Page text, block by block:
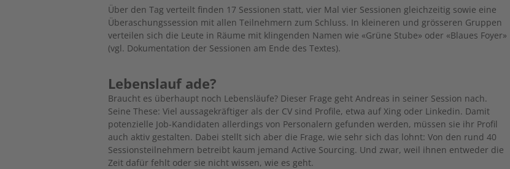
Über den Tag verteilt finden 17 Sessionen statt, vier Mal vier Sessionen gleichzeitig sowie eine
Überaschungssession mit allen Teilnehmern zum Schluss. In kleineren und grösseren Gruppen
verteilen sich die Leute in Räume mit klingenden Namen wie «Grüne Stube» oder «Blaues Foyer»
(vgl. Dokumentation der Sessionen am Ende des Textes).
Lebenslauf ade?
Braucht es überhaupt noch Lebensläufe? Dieser Frage geht Andreas in seiner Session nach.
Seine These: Viel aussagekräftiger als der CV sind Profile, etwa auf Xing oder Linkedin. Damit
potenzielle Job-Kandidaten allerdings von Personalern gefunden werden, müssen sie ihr Profil
auch aktiv gestalten. Dabei stellt sich aber die Frage, wie sehr sich das lohnt: Von den rund 40
Sessionsteilnehmern betreibt kaum jemand Active Sourcing. Und zwar, weil ihnen entweder die
Zeit dafür fehlt oder sie nicht wissen, wie es geht.